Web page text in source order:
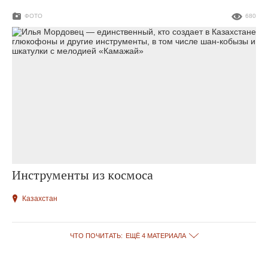
Инструменты из космоса
ФОТО 680
Казахстан
ЧТО ПОЧИТАТЬ: ЕЩЁ 4 МАТЕРИАЛА